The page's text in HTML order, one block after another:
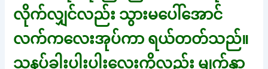
လိုက်လျှင်လည်း သွားမပေါ်အောင်
လက်ကလေးအုပ်ကာ ရယ်တတ်သည်။
သနပ်ခါးပါးပါးလေးကိုလည်း မျက်နှာ